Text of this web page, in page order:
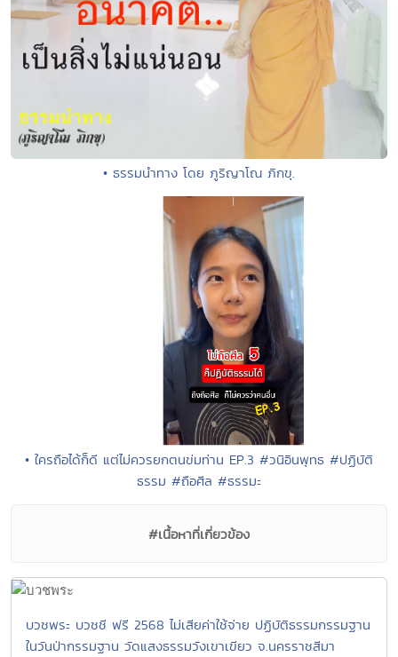
• ธรรมนำทาง โดย ภูริญาโณ ภิกขุ.
• ใครถือได้ก็ดี แต่ไม่ควรยกตนข่มท่าน EP.3 #วนิอินพุทธ #ปฏิบัติ
ธรรม #ถือศีล #ธรรมะ
#เนื้อหาที่เกี่ยวข้อง
บวชพระ บวชชี ฟรี 2568 ไม่เสียค่าใช้จ่าย ปฏิบัติธรรมกรรมฐาน
ในวันป่ากรรมฐาน วัดแสงธรรมวังเขาเขียว จ.นครราชสีมา